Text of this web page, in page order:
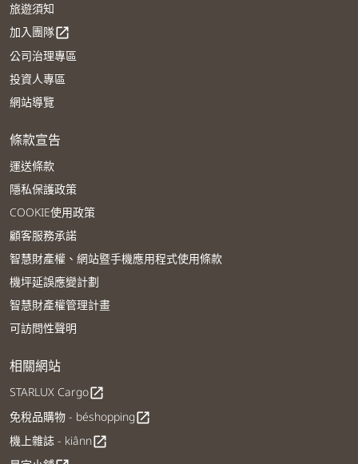
旅遊須知
加入團隊open_in_new
公司治理專區
投資人專區
網站導覽
條款宣告
運送條款
隱私保護政策
COOKIE使用政策
顧客服務承諾
智慧財產權、網站暨手機應用程式使用條款
機坪延誤應變計劃
智慧財產權管理計畫
可訪問性聲明
相關網站
STARLUX Cargoopen_in_new
免稅品購物 - béshoppingopen_in_new
機上雜誌 - kiânnopen_in_new